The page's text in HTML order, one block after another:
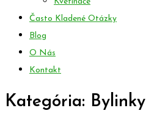
Často Kladené Otázky
Blog
O Nás
Kontakt
Kategória: Bylinky